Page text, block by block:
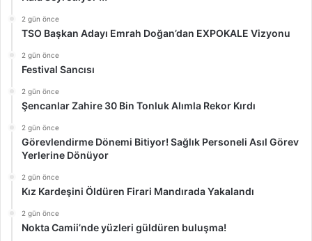
2 gün önce
TSO Başkan Adayı Emrah Doğan’dan EXPOKALE Vizyonu
2 gün önce
Festival Sancısı
2 gün önce
Şencanlar Zahire 30 Bin Tonluk Alımla Rekor Kırdı
2 gün önce
Görevlendirme Dönemi Bitiyor! Sağlık Personeli Asıl Görev
Yerlerine Dönüyor
2 gün önce
Kız Kardeşini Öldüren Firari Mandırada Yakalandı
2 gün önce
Nokta Camii’nde yüzleri güldüren buluşma!